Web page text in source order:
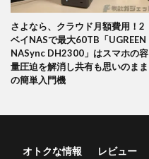
さよなら、クラウド月額費用！2
ベイNASで最大60TB「UGREEN
NASync DH2300」はスマホの容
量圧迫を解消し共有も思いのまま
の簡単入門機
オトクな情報 レビュー